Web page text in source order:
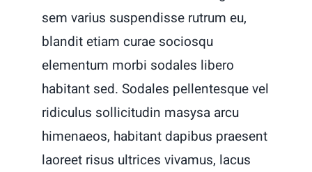
sem varius suspendisse rutrum eu,
blandit etiam curae sociosqu
elementum morbi sodales libero
habitant sed. Sodales pellentesque vel
ridiculus sollicitudin masysa arcu
himenaeos, habitant dapibus praesent
laoreet risus ultrices vivamus, lacus